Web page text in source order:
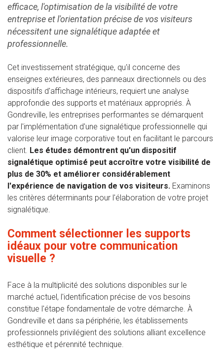
efficace, l'optimisation de la visibilité de votre
entreprise et l'orientation précise de vos visiteurs
nécessitent une signalétique adaptée et
professionnelle.
Cet investissement stratégique, qu'il concerne des
enseignes extérieures, des panneaux directionnels ou des
dispositifs d'affichage intérieurs, requiert une analyse
approfondie des supports et matériaux appropriés. À
Gondreville, les entreprises performantes se démarquent
par l'implémentation d'une signalétique professionnelle qui
valorise leur image corporative tout en facilitant le parcours
client. Les études démontrent qu'un dispositif
signalétique optimisé peut accroître votre visibilité de
plus de 30% et améliorer considérablement
l'expérience de navigation de vos visiteurs. Examinons
les critères déterminants pour l'élaboration de votre projet
signalétique.
Comment sélectionner les supports
idéaux pour votre communication
visuelle ?
Face à la multiplicité des solutions disponibles sur le
marché actuel, l'identification précise de vos besoins
constitue l'étape fondamentale de votre démarche. À
Gondreville et dans sa périphérie, les établissements
professionnels privilégient des solutions alliant excellence
esthétique et pérennité technique.